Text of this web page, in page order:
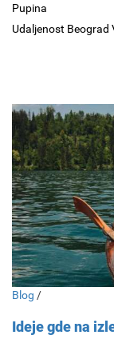
Pupina
Udaljenost Beograd
Blog /
Ideje gde na